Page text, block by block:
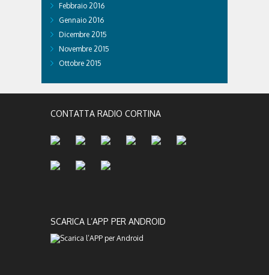
Febbraio 2016
Gennaio 2016
Dicembre 2015
Novembre 2015
Ottobre 2015
CONTATTA RADIO CORTINA
SCARICA L’APP PER ANDROID